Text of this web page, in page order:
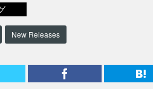
New Releases